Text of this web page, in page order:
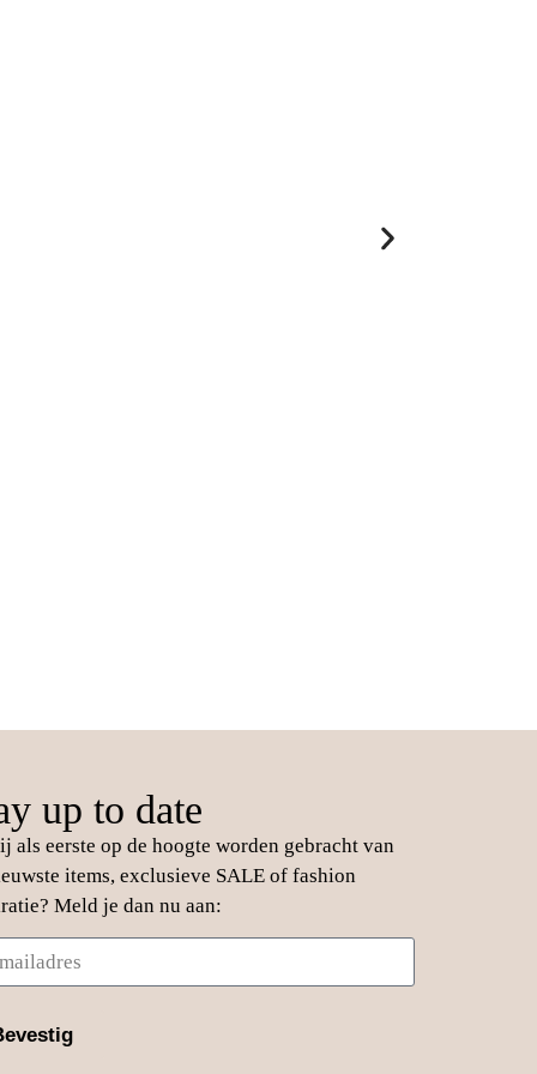
up to date
als eerste op de hoogte worden gebracht van
items, exclusieve SALE of fashion
Meld je dan nu aan: